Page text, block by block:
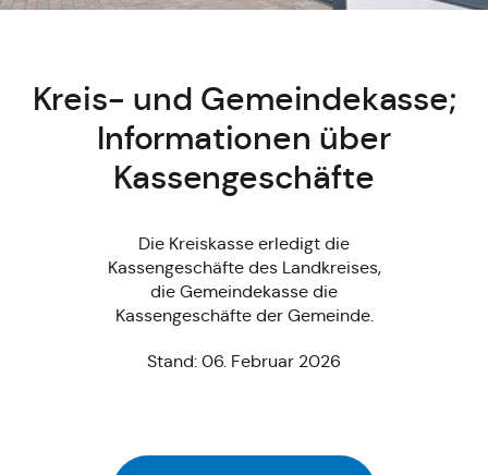
Kreis- und Gemeindekasse;
Informationen über
Kassengeschäfte
Die Kreiskasse erledigt die
Kassengeschäfte des Landkreises,
die Gemeindekasse die
Kassengeschäfte der Gemeinde.
Stand: 06. Februar 2026